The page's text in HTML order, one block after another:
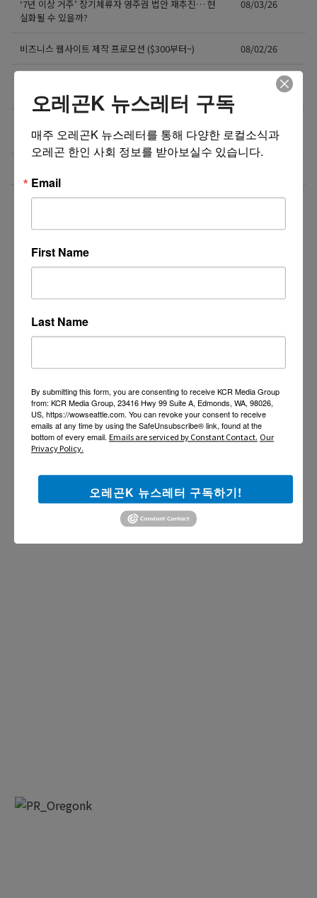
‘7년 이상 거주’ 장기체류자 영주권 법안 재추진… 현
실화될 수 있을까?
08/03/26
비즈니스 웹사이트 제작 프로모션 ($300부터~) 08/02/26
장하세요
08/01/26
온라인 강의
더보기 >>
오레곤K 뉴스레터 구독
매주 오레곤K 뉴스레터를 통해 다양한 로컬소식과
오레곤 한인 사회 정보를 받아보실수 있습니다.
Email
First Name
Last Name
By submitting this form, you are consenting to receive KCR Media Group
from: KCR Media Group, 23416 Hwy 99 Suite A, Edmonds, WA, 98026,
US, https://wowseattle.com. You can revoke your consent to receive
emails at any time by using the SafeUnsubscribe® link, found at the
bottom of every email. Emails are serviced by Constant Contact. Our
Privacy Policy.
오레곤K 뉴스레터 구독하기!